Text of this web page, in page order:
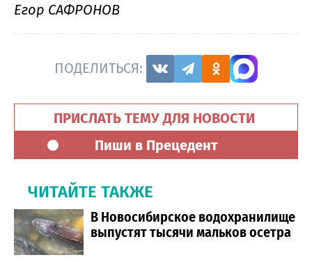
Егор САФРОНОВ
ПОДЕЛИТЬСЯ:
ПРИСЛАТЬ ТЕМУ ДЛЯ НОВОСТИ
Пиши в Прецедент
ЧИТАЙТЕ ТАКЖЕ
В Новосибирское водохранилище
выпустят тысячи мальков осетра